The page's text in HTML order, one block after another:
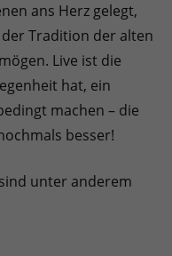
ans Herz gelegt,
Tradition der alten
Live ist die
hat, ein
machen – die
besser!
unter anderem